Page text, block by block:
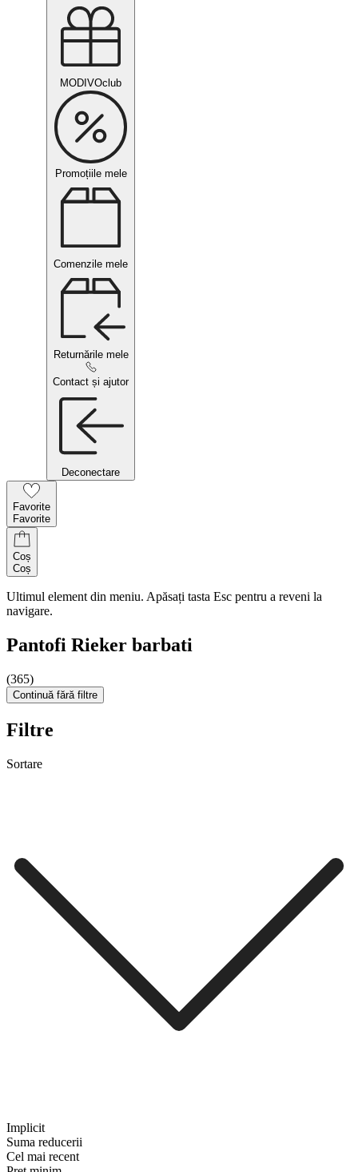
MODIVOclub
Promoțiile mele
Comenzile mele
Returnările mele
Contact și ajutor
Deconectare
Favorite
Favorite
Coș
Coș
Ultimul element din meniu. Apăsați tasta Esc pentru a reveni la
navigare.
Pantofi Rieker barbati
(365)
Continuă fără filtre
Filtre
Sortare
Implicit
Suma reducerii
Cel mai recent